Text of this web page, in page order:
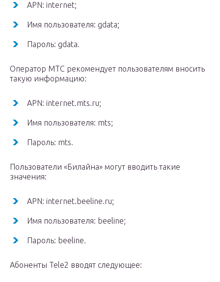
APN: internet;
Имя пользователя: gdata;
Пароль: gdata.
Оператор МТС рекомендует пользователям вносить
такую информацию:
APN: internet.mts.ru;
Имя пользователя: mts;
Пароль: mts.
Пользователи «Билайна» могут вводить такие
значения:
APN: internet.beeline.ru;
Имя пользователя: beeline;
Пароль: beeline.
Абоненты Tele2 вводят следующее: